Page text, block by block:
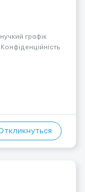
графік
зацікавила